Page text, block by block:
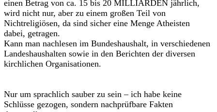
einen Betrag von ca. 15 bis 20 MILLIARDEN jährlich,
wird nicht nur, aber zu einem großen Teil von
Nichtreligiösen, da sind sicher eine Menge Atheisten
dabei, getragen.
Kann man nachlesen im Bundeshaushalt, in verschiedenen
Landeshaushalten sowie in den Berichten der diversen
kirchlichen Organisationen.
Nur um sprachlich sauber zu sein – ich habe keine
Schlüsse gezogen, sondern nachprüfbare Fakten